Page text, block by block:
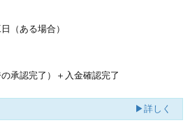
（ある場合）
承認完了） ＋入金確認完了
▶詳しく